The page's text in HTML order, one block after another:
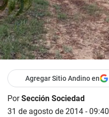
Agregar Sitio Andino en
PorSección Sociedad
31 de agosto de 2014 - 09:40